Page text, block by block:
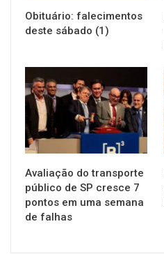
Obituário: falecimentos
deste sábado (1)
NOTÍCIAS
Avaliação do transporte
público de SP cresce 7
pontos em uma semana
de falhas